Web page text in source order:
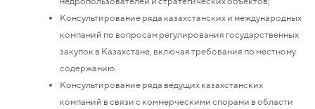
Консультирование ряда казахстанских и международных
компаний по вопросам регулирования государственных
закупок в Казахстане, включая требования по местному
содержанию.
Консультирование ряда ведущих казахстанских
компаний в связи с коммерческими спорами в области